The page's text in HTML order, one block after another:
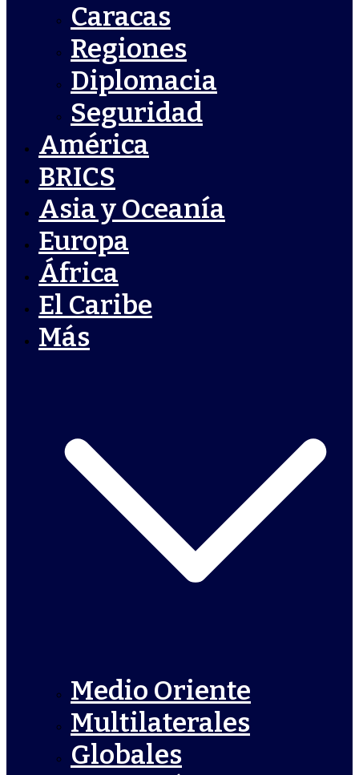
Caracas
Regiones
Diplomacia
Seguridad
América
BRICS
Asia y Oceanía
Europa
África
El Caribe
Más
Medio Oriente
Multilaterales
Globales